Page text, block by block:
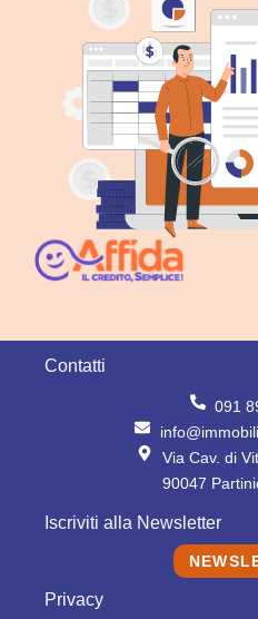
Contatti
091
Via Cav. di
90047
Iscriviti alla Newsletter
Privacy